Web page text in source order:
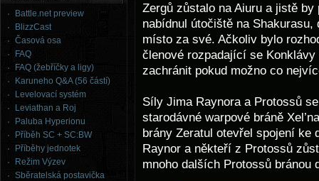
Battle.net preview
BlizzCast
Časová osa
FAQ
FAQ (žebříčky a ligy)
Karuneho Q&A (56 částí)
Levelovací systém
Leviathan a Roj
Paluba Hyperionu
Příběh SC + SC:BW
Příběhy jednotek
Režim Výzev
Sběratelská postavička
Zergů zůstalo na Aiuru a jistě
nabídnul útočiště na
místo za své. Ačkoliv bylo
členové rozpadající se
zachránit pokud možno co
Síly Jima Raynora a Protossů
starodávné warpové bráně
brány Zeratul otevřel spojení ke
Raynor a někteří z Protossů
mnoho dalších Protossů bránou